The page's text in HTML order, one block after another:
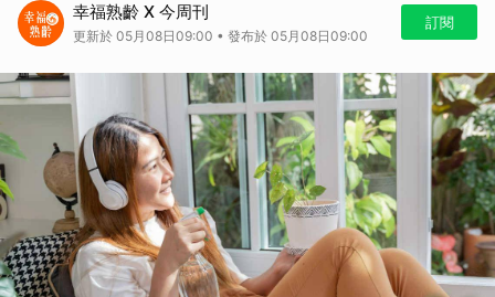
幸福熟齡 X 今周刊
更新於 05月08日09:00 • 發布於 05月08日09:00
訂閱